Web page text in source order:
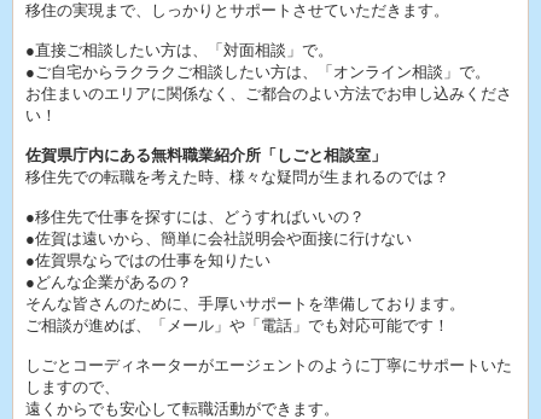
移住の実現まで、しっかりとサポートさせていただきます。
●直接ご相談したい方は、「対面相談」で。
●ご自宅からラクラクご相談したい方は、「オンライン相談」で。
お住まいのエリアに関係なく、ご都合のよい方法でお申し込みくださ
い！
佐賀県庁内にある無料職業紹介所「しごと相談室」
移住先での転職を考えた時、様々な疑問が生まれるのでは？
●移住先で仕事を探すには、どうすればいいの？
●佐賀は遠いから、簡単に会社説明会や面接に行けない
●佐賀県ならではの仕事を知りたい
●どんな企業があるの？
そんな皆さんのために、手厚いサポートを準備しております。
ご相談が進めば、「メール」や「電話」でも対応可能です！
しごとコーディネーターがエージェントのように丁寧にサポートいた
しますので、
遠くからでも安心して転職活動ができます。